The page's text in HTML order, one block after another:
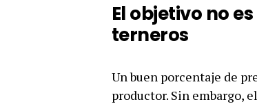
El objetivo no
terneros
Un buen porcentaje de
productor. Sin embargo,